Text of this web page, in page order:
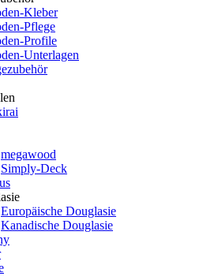
Kleber
Pflege
Profile
Unterlagen
megawood
Simply-Deck
Europäische Douglasie
Kanadische Douglasie